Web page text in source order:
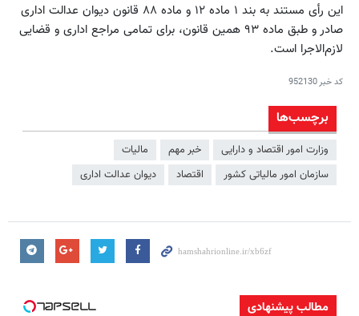
این رأی مستند به بند ۱ ماده ۱۲ و ماده ۸۸ قانون دیوان عدالت اداری
صادر و طبق ماده ۹۳ همین قانون، برای تمامی مراجع اداری و قضایی
لازم‌الاجرا است.
کد خبر952130
برچسب‌ها
وزارت امور اقتصاد و دارایی خبر مهم
مالیات
سازمان امور مالیاتی کشور
اقتصاد دیوان عدالت اداری
مطالب پیشنهادی